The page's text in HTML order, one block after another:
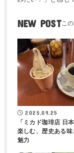
NEW POST
2025.09.25
「ミカド珈琲店 日
楽しむ、歴史ある
魅力